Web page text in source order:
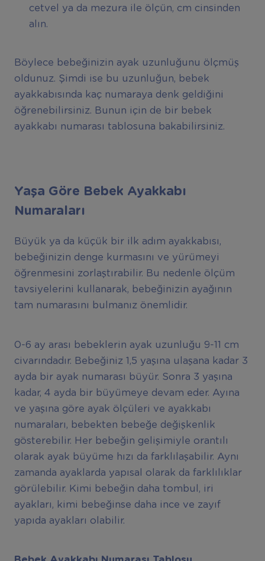
cetvel ya da mezura ile ölçün, cm cinsinden
alın.
Böylece bebeğinizin ayak uzunluğunu ölçmüş
oldunuz. Şimdi ise bu uzunluğun, bebek
ayakkabısında kaç numaraya denk geldiğini
öğrenebilirsiniz. Bunun için de bir bebek
ayakkabı numarası tablosuna bakabilirsiniz.
Yaşa Göre Bebek Ayakkabı
Numaraları
Büyük ya da küçük bir ilk adım ayakkabısı,
bebeğinizin denge kurmasını ve yürümeyi
öğrenmesini zorlaştırabilir. Bu nedenle ölçüm
tavsiyelerini kullanarak, bebeğinizin ayağının
tam numarasını bulmanız önemlidir.
0-6 ay arası bebeklerin ayak uzunluğu 9-11 cm
civarındadır. Bebeğiniz 1,5 yaşına ulaşana kadar 3
ayda bir ayak numarası büyür. Sonra 3 yaşına
kadar, 4 ayda bir büyümeye devam eder. Ayına
ve yaşına göre ayak ölçüleri ve ayakkabı
numaraları, bebekten bebeğe değişkenlik
gösterebilir. Her bebeğin gelişimiyle orantılı
olarak ayak büyüme hızı da farklılaşabilir. Aynı
zamanda ayaklarda yapısal olarak da farklılıklar
görülebilir. Kimi bebeğin daha tombul, iri
ayakları, kimi bebeğinse daha ince ve zayıf
yapıda ayakları olabilir.